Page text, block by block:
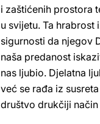
i zaštićenih prostora
u svijetu. Ta
sigurnosti da njegov
naša predanost
nas ljubio. Djelatna
već se rađa iz
društvo drukčiji